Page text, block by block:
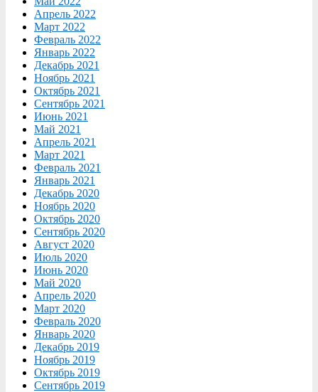
Апрель 2022
Март 2022
Февраль 2022
Январь 2022
Декабрь 2021
Ноябрь 2021
Октябрь 2021
Сентябрь 2021
Июнь 2021
Май 2021
Апрель 2021
Март 2021
Февраль 2021
Январь 2021
Декабрь 2020
Ноябрь 2020
Октябрь 2020
Сентябрь 2020
Август 2020
Июль 2020
Июнь 2020
Май 2020
Апрель 2020
Март 2020
Февраль 2020
Январь 2020
Декабрь 2019
Ноябрь 2019
Октябрь 2019
Сентябрь 2019